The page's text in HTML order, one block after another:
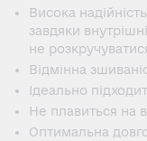
Висока
завдяки
не
Відмінна
Ідеально
Не плавиться на
Оптимальна